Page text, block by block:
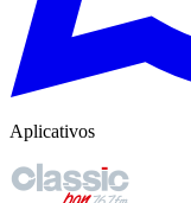
Aplicativos